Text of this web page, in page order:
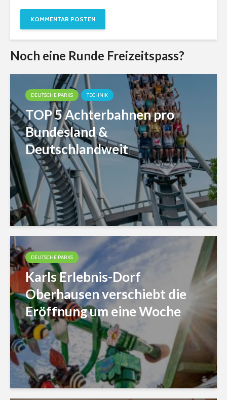
Noch eine Runde Freizeitspass?
DEUTSCHE PARKS TECHNIK
TOP 5 Achterbahnen pro
Bundesland &
Deutschlandweit
DEUTSCHE PARKS
Karls Erlebnis-Dorf
Oberhausen verschiebt die
Eröffnung um eine Woche